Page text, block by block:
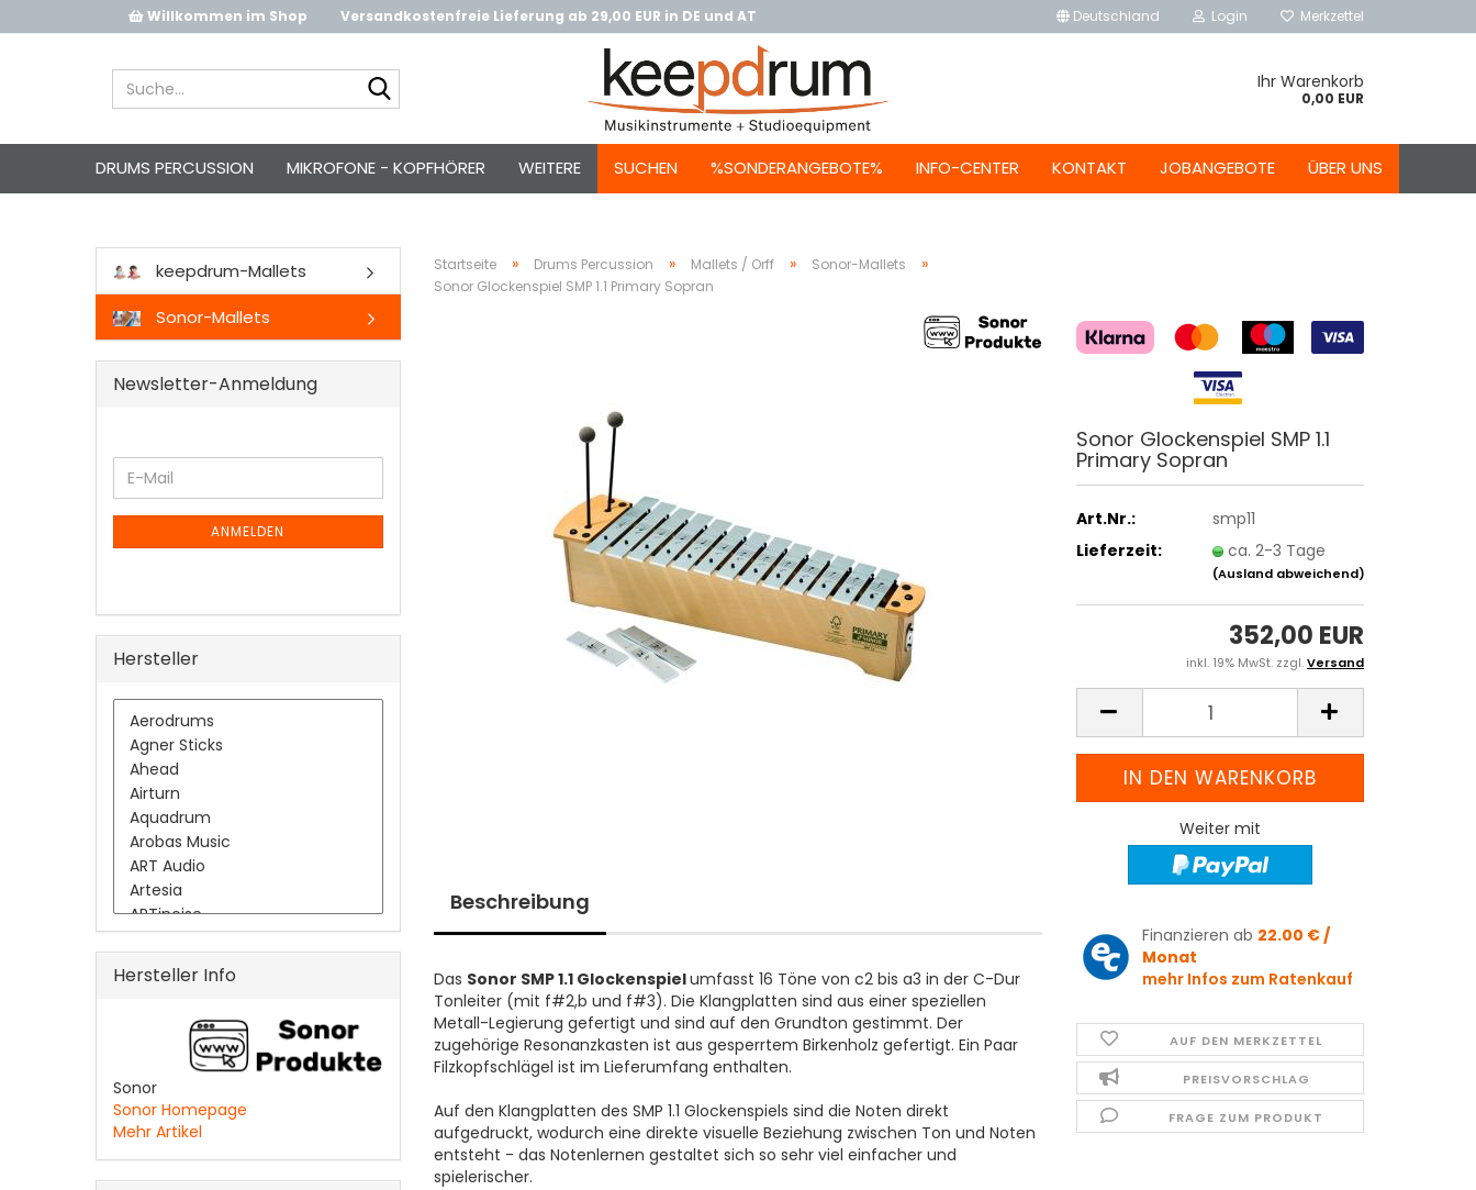
Willkommen im Shop Versandkostenfreie Lieferung ab 29,00 EUR in DE und AT Deutschland Login Merkzettel
Ihr Warenkorb
0,00 EUR
DRUMS PERCUSSION MIKROFONE - KOPFHÖRER SUCHEN %SONDERANGEBOTE% INFO-CENTER KONTAKT JOBANGEBOTE ÜBER UNS
WEITERE
Startseite » Drums Percussion » Mallets / Orff » Sonor-Mallets »
Sonor Glockenspiel SMP 1.1 Primary Sopran
Sonor Glockenspiel SMP 1.1
Primary Sopran
Art.Nr.:
smp11
Lieferzeit:
ca. 2-3 Tage
(Ausland abweichend)
352,00 EUR
inkl. 19% MwSt. zzgl.Versand
Weiter mit
Finanzieren ab 22.00 € /
Monat
mehr Infos zum Ratenkauf
AUF DEN MERKZETTEL
PREISVORSCHLAG
FRAGE ZUM PRODUKT
Beschreibung
Das Sonor SMP 1.1 Glockenspielumfasst 16 Töne von c2 bis a3 in der C-Dur
Tonleiter (mit f#2,b und f#3). Die Klangplatten sind aus einer speziellen
Metall-Legierung gefertigt und sind auf den Grundton gestimmt. Der
zugehörige Resonanzkasten ist aus gesperrtem Birkenholz gefertigt. Ein Paar
Filzkopfschlägel ist im Lieferumfang enthalten.
Auf den Klangplatten des SMP 1.1 Glockenspiels sind die Noten direkt
aufgedruckt, wodurch eine direkte visuelle Beziehung zwischen Ton und Noten
entsteht - das Notenlernen gestaltet sich so sehr viel einfacher und
spielerischer.
keepdrum-Mallets
Sonor-Mallets
Newsletter-Anmeldung
WEITER
ZUR
NEWSLETTER-
ANMELDUNG
E-
Mail
ANMELDEN
Hersteller
Hersteller Info
Sonor
Sonor Homepage
Mehr Artikel